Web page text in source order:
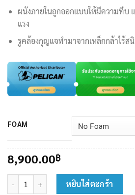
ผนังภายในถูกออกแบบให้มีความทึบ
แรง
รูคล้องกุญแจทำมาจากเหล็กกล้าไร้ส
FOAM
8,900.00฿
จำนวน Pelican 1520 Medium Case ชิ้น
หยิบใส่ตะกร้า